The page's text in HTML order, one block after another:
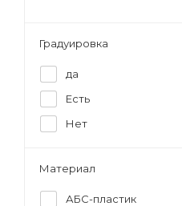
Градуировка
да
Есть
Нет
Материал
АБС-пластик